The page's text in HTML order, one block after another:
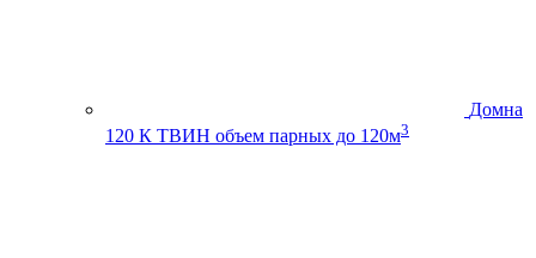
Домна
120 К ТВИН объем парных до 120м3